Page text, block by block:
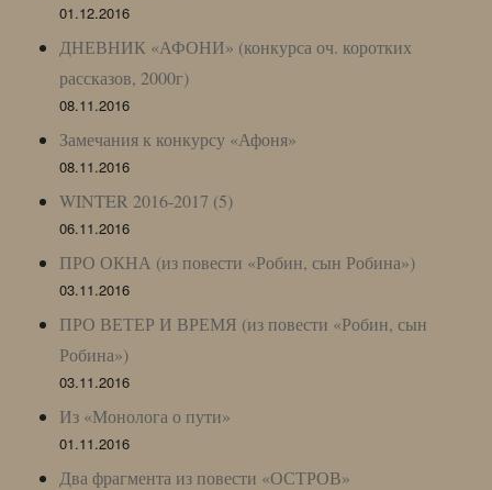
01.12.2016
ДНЕВНИК «АФОНИ» (конкурса оч. коротких
рассказов, 2000г)
08.11.2016
Замечания к конкурсу «Афоня»
08.11.2016
WINTER 2016-2017 (5)
06.11.2016
ПРО ОКНА (из повести «Робин, сын Робина»)
03.11.2016
ПРО ВЕТЕР И ВРЕМЯ (из повести «Робин, сын
Робина»)
03.11.2016
Из «Монолога о пути»
01.11.2016
Два фрагмента из повести «ОСТРОВ»